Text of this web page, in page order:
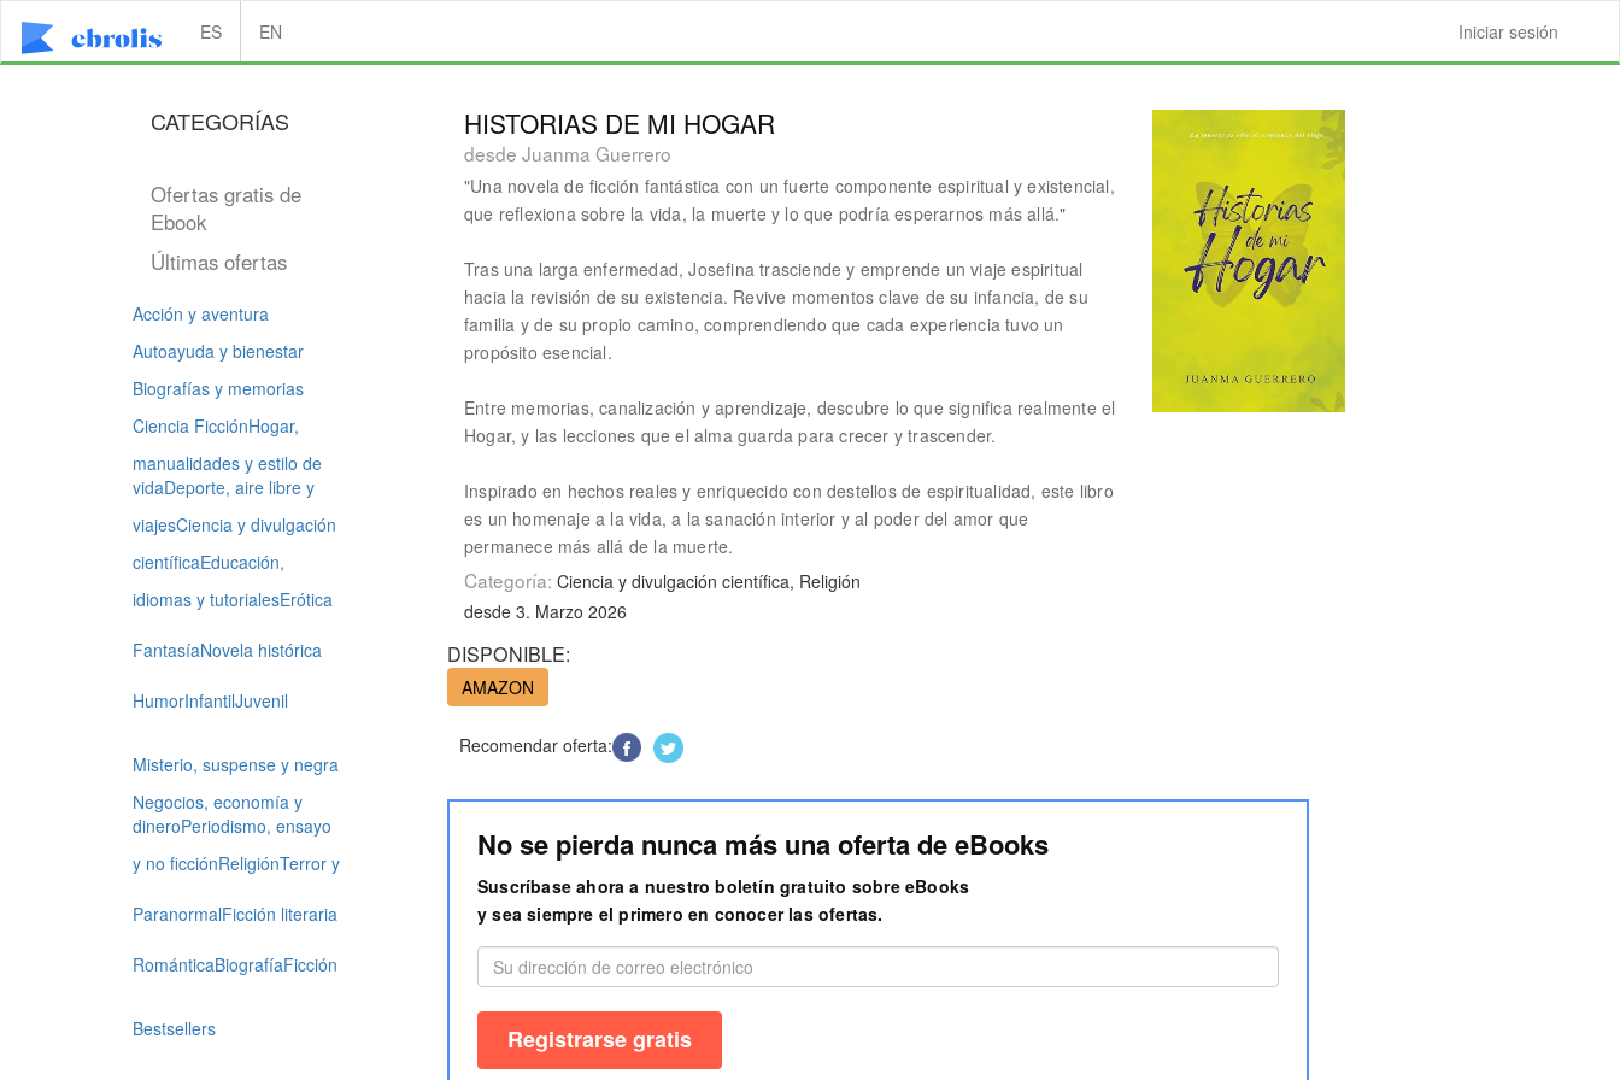
ES EN Iniciar sesión
CATEGORÍAS
Ofertas gratis de
Ebook
Últimas ofertas
Acción y aventura
Autoayuda y bienestar
Biografías y memorias
Ciencia FicciónHogar,
manualidades y estilo de
vidaDeporte, aire libre y
viajesCiencia y divulgación
científicaEducación,
idiomas y tutorialesErótica
FantasíaNovela histórica
HumorInfantilJuvenil
Misterio, suspense y negra
Negocios, economía y
dineroPeriodismo, ensayo
y no ficciónReligiónTerror y
ParanormalFicción literaria
RománticaBiografíaFicción
Bestsellers
HISTORIAS DE MI HOGAR
desde Juanma Guerrero
"Una novela de ficción fantástica con un fuerte componente espiritual y existencial,
que reflexiona sobre la vida, la muerte y lo que podría esperarnos más allá."
Tras una larga enfermedad, Josefina trasciende y emprende un viaje espiritual
hacia la revisión de su existencia. Revive momentos clave de su infancia, de su
familia y de su propio camino, comprendiendo que cada experiencia tuvo un
propósito esencial.
Entre memorias, canalización y aprendizaje, descubre lo que significa realmente el
Hogar, y las lecciones que el alma guarda para crecer y trascender.
Inspirado en hechos reales y enriquecido con destellos de espiritualidad, este libro
es un homenaje a la vida, a la sanación interior y al poder del amor que
permanece más allá de la muerte.
Categoría: Ciencia y divulgación científica, Religión
desde 3. Marzo 2026
DISPONIBLE:
AMAZON
Recomendar oferta:
No se pierda nunca más una oferta de eBooks
Suscríbase ahora a nuestro boletín gratuito sobre eBooks
y sea siempre el primero en conocer las ofertas.